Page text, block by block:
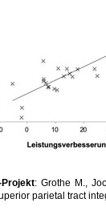
: Grothe M.,
parietal tract